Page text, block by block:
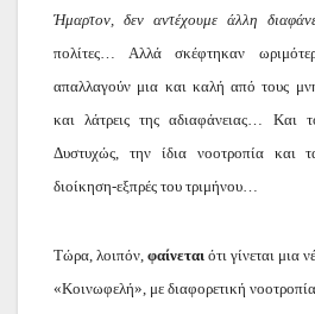
Ήμαρτον, δεν αντέχουμε άλλη
πολίτες… Αλλά σκέφτηκαν
απαλλαγούν μια και καλή από τους
και λάτρεις της αδιαφάνειας… Και
Δυστυχώς, την ίδια νοοτροπία και
διοίκηση-εξπρές του τριμήνου…
Τώρα, λοιπόν, φαίνεται ότι γίνεται μια
«Κοινωφελή», με διαφορετική